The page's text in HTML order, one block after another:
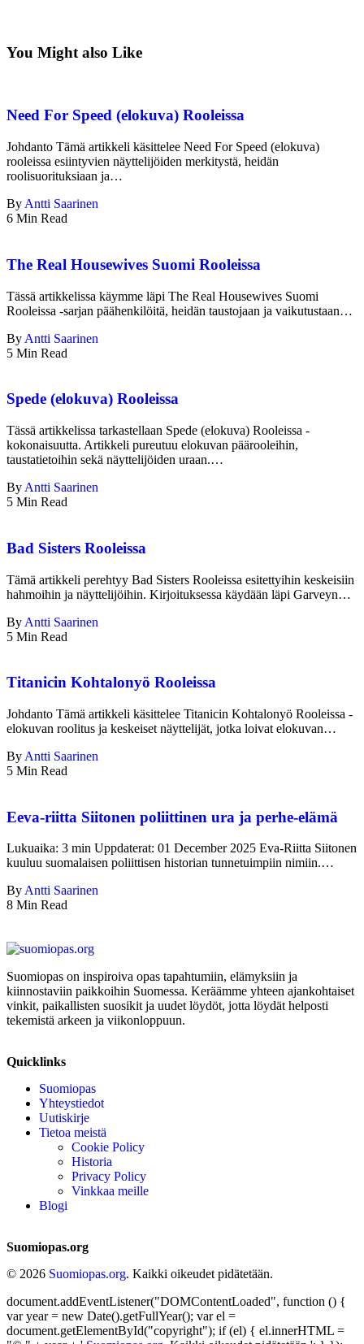
You Might also Like
Need For Speed (elokuva) Rooleissa
Johdanto Tämä artikkeli käsittelee Need For Speed (elokuva)
rooleissa esiintyvien näyttelijöiden merkitystä, heidän
roolisuorituksiaan ja…
By Antti Saarinen
6 Min Read
The Real Housewives Suomi Rooleissa
Tässä artikkelissa käymme läpi The Real Housewives Suomi
Rooleissa -sarjan päähenkilöitä, heidän taustojaan ja vaikutustaan…
By Antti Saarinen
5 Min Read
Spede (elokuva) Rooleissa
Tässä artikkelissa tarkastellaan Spede (elokuva) Rooleissa -
kokonaisuutta. Artikkeli pureutuu elokuvan päärooleihin,
taustatietoihin sekä näyttelijöiden uraan.…
By Antti Saarinen
5 Min Read
Bad Sisters Rooleissa
Tämä artikkeli perehtyy Bad Sisters Rooleissa esitettyihin keskeisiin
hahmoihin ja näyttelijöihin. Kirjoituksessa käydään läpi Garveyn…
By Antti Saarinen
5 Min Read
Titanicin Kohtalonyö Rooleissa
Johdanto Tämä artikkeli käsittelee Titanicin Kohtalonyö Rooleissa -
elokuvan roolitus ja keskeiset näyttelijät, jotka loivat elokuvan…
By Antti Saarinen
5 Min Read
Eeva-riitta Siitonen poliittinen ura ja perhe-elämä
Lukuaika: 3 min Uppdaterat: 01 December 2025 Eva‑Riitta Siitonen
kuuluu suomalaisen poliittisen historian tunnetuimpiin nimiin.…
By Antti Saarinen
8 Min Read
Suomiopas on inspiroiva opas tapahtumiin, elämyksiin ja
kiinnostaviin paikkoihin Suomessa. Keräämme yhteen ajankohtaiset
vinkit, paikallisten suosikit ja uudet löydöt, jotta löydät helposti
tekemistä arkeen ja viikonloppuun.
Quicklinks
Suomiopas
Yhteystiedot
Uutiskirje
Tietoa meistä
Cookie Policy
Historia
Privacy Policy
Vinkkaa meille
Blogi
Suomiopas.org
© 2026 Suomiopas.org. Kaikki oikeudet pidätetään.
document.addEventListener("DOMContentLoaded", function () {
var year = new Date().getFullYear(); var el =
document.getElementById("copyright"); if (el) { el.innerHTML =